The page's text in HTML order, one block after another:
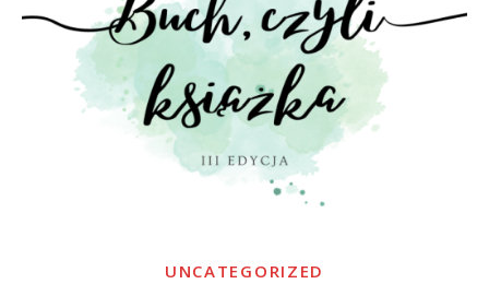
UNCATEGORIZED